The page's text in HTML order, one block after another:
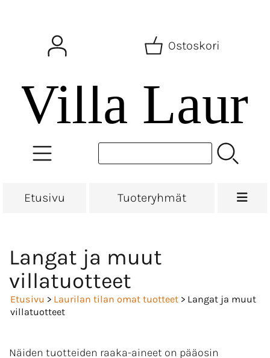
Ostoskori
Etusivu Tuoteryhmät
Langat ja muut
villatuotteet
Etusivu > Laurilan tilan omat tuotteet > Langat ja muut
villatuotteet
Näiden tuotteiden raaka-aineet on pääosin